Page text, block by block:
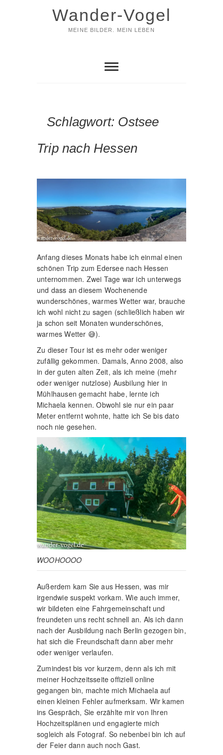
Wander-Vogel
MEINE BILDER. MEIN LEBEN
Schlagwort: Ostsee
Trip nach Hessen
Anfang dieses Monats habe ich einmal einen
schönen Trip zum Edersee nach Hessen
unternommen. Zwei Tage war ich unterwegs
und dass an diesem Wochenende
wunderschönes, warmes Wetter war, brauche
ich wohl nicht zu sagen (schließlich haben wir
ja schon seit Monaten wunderschönes,
warmes Wetter 😅).
Zu dieser Tour ist es mehr oder weniger
zufällig gekommen. Damals, Anno 2008, also
in der guten alten Zeit, als ich meine (mehr
oder weniger nutzlose) Ausbilung hier in
Mühlhausen gemacht habe, lernte ich
Michaela kennen. Obwohl sie nur ein paar
Meter entfernt wohnte, hatte ich Se bis dato
noch nie gesehen.
WOOHOOOO
Außerdem kam Sie aus Hessen, was mir
irgendwie suspekt vorkam. Wie auch immer,
wir bildeten eine Fahrgemeinschaft und
freundeten uns recht schnell an. Als ich dann
nach der Ausbildung nach Berlin gezogen bin,
hat sich die Freundschaft dann aber mehr
oder weniger verlaufen.
Zumindest bis vor kurzem, denn als ich mit
meiner Hochzeitsseite offiziell online
gegangen bin, machte mich Michaela auf
einen kleinen Fehler aufmerksam. Wir kamen
ins Gespräch, Sie erzählte mir von Ihren
Hochzeitsplänen und engagierte mich
sogleich als Fotograf. So nebenbei bin ich auf
der Feier dann auch noch Gast.